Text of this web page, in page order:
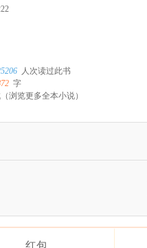
人次读过此书
字
（浏览更多全本小说）
红包